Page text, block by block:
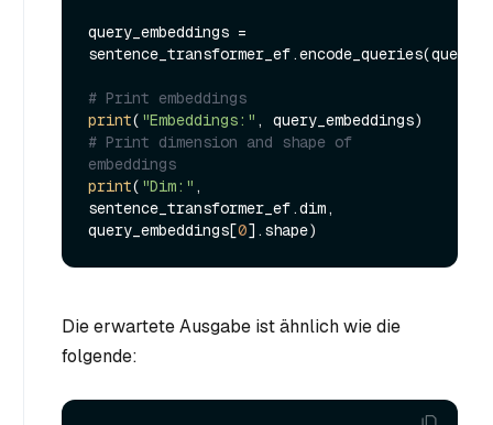
query_embeddings =
# Print embeddings
print( "Embeddings:"
# Print dimension and shape of
embeddings
print( "Dim:" ,
sentence_transformer_ef.dim,
query_embeddings[0
Die erwartete Ausgabe ist ähnlich wie die
folgende: